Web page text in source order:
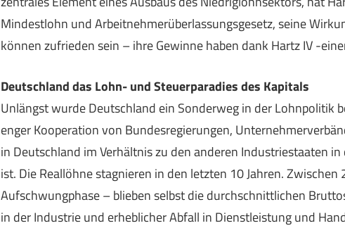
Mindestlohn und Arbeitnehmerüberlassungsgesetz, seine
können zufrieden sein – ihre Gewinne haben dank Hartz IV -
Deutschland das Lohn- und Steuerparadies des Kapitals
Unlängst wurde Deutschland ein Sonderweg in der Lohnpolitik
enger Kooperation von Bundesregierungen,
in Deutschland im Verhältnis zu den anderen Industriestaaten
ist. Die Reallöhne stagnieren in den letzten 10 Jahren.
Aufschwungphase – blieben selbst die durchschnittlichen
in der Industrie und erheblicher Abfall in Dienstleistung und